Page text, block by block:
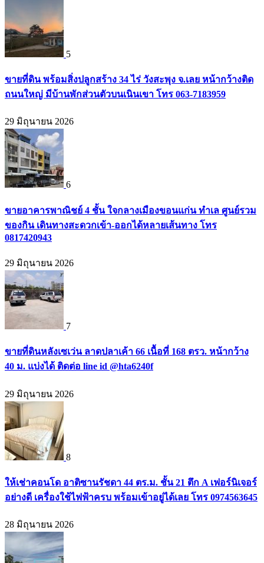
5
ขายที่ดิน พร้อมสิ่งปลูกสร้าง 34 ไร่ วังสะพุง จ.เลย หน้ากว้างติด
ถนนใหญ่ มีบ้านพักส่วนตัวบนเนินเขา โทร 063-7183959
29 มิถุนายน 2026
6
ขายอาคารพาณิชย์ 4 ชั้น ใจกลางเมืองขอนแก่น ทำเล ศูนย์รวม
ของกิน เดินทางสะดวกเข้า-ออกได้หลายเส้นทาง โทร
0817420943
29 มิถุนายน 2026
7
ขายที่ดินหลังเซเว่น ลาดปลาเค้า 66 เนื้อที่ 168 ตรว. หน้ากว้าง
40 ม. แบ่งได้ ติดต่อ line id @hta6240f
29 มิถุนายน 2026
8
ให้เช่าคอนโด อาติซานรัชดา 44 ตร.ม. ชั้น 21 ตึก A เฟอร์นิเจอร์
อย่างดี เครื่องใช้ไฟฟ้าครบ พร้อมเข้าอยู่ได้เลย โทร 0974563645
28 มิถุนายน 2026